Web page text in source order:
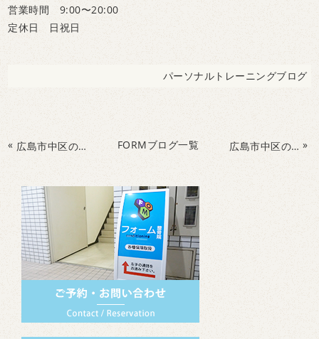
営業時間 9:00〜20:00
定休日 日祝日
パーソナルトレーニングブログ
« 広島市中区のフォームConditioning整骨院で栄養指導 FORMブログ一覧 広島市中区のフォームConditioning整骨院でパーソナルトレーニング&整体 »